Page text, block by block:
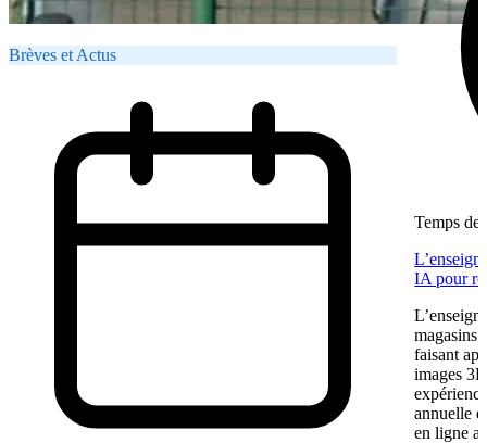
Brèves et Actus
Temps de
IA pour
magasins
faisant
images
annuelle
en ligne